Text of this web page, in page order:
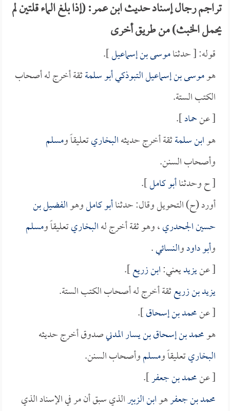
تراجم رجال إسناد حديث ابن عمر: (إذا بلغ الماء قلتين لم
يحمل الخبث) من طريق أخرى
قوله: [ حدثناموسى بن إسماعيل].
هوموسى بن إسماعيل التبوذكي أبو سلمةثقة أخرج له أصحاب
الكتب الستة.
[ عنحماد].
هوابن سلمةثقة أخرج حديثهالبخاريتعليقاً ومسلم
وأصحاب السنن.
[ ح وحدثناأبو كامل].
أورد (ح) التحويل وقال: حدثناأبو كاملوهوالفضيل بن
حسين الجحدري، وهو ثقة أخرج لهالبخاريتعليقاً ومسلم
وأبو داودوالنسائي.
[ عنيزيديعني:ابن زريع].
يزيد بن زريعثقة أخرج له أصحاب الكتب الستة.
[ عنمحمد بن إسحاق].
هومحمد بن إسحاق بن يسار المدنيصدوق أخرج حديثه
البخاريتعليقاً ومسلموأصحاب السنن.
[ عنمحمد بن جعفر].
محمد بن جعفرهوابن الزبيرالذي سبق أن مر في الإسناد الذي